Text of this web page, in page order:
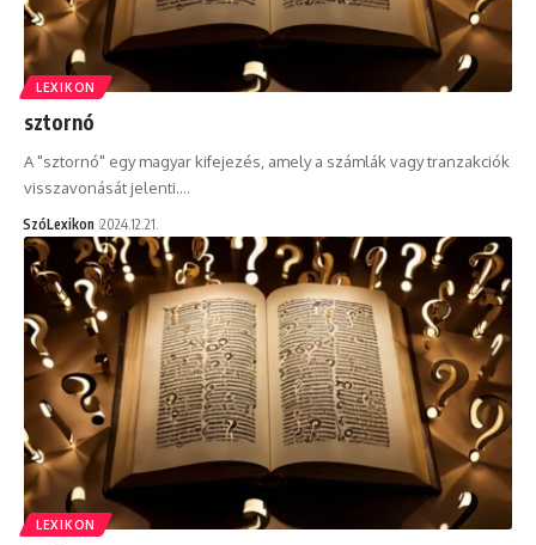
LEXIKON
sztornó
A "sztornó" egy magyar kifejezés, amely a számlák vagy tranzakciók
visszavonását jelenti.…
SzóLexikon 2024.12.21.
LEXIKON